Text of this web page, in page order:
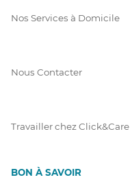
Nos Services à Domicile
Nous Contacter
Travailler chez Click&Care
BON À SAVOIR